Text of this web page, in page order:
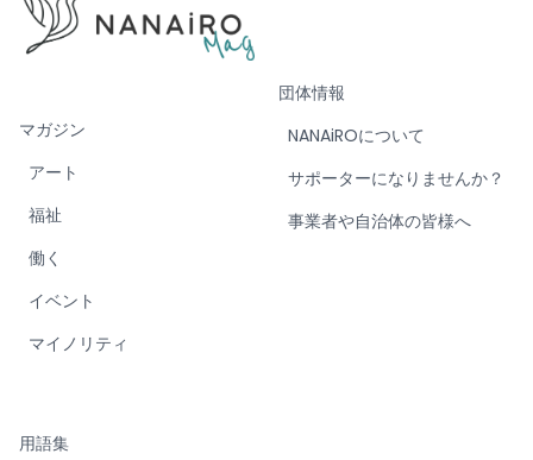
マガジン
アート
福祉
働く
イベント
マイノリティ
団体情報
NANAiROについて
サポーターになりませんか？
事業者や自治体の皆様へ
用語集